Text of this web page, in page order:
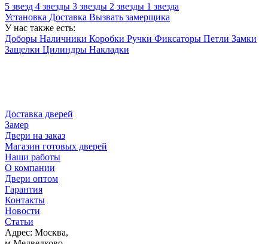
5 звезд 4 звезды 3 звезды 2 звезды 1 звезда
Установка Доставка Вызвать замерщика
У нас также есть:
Доборы Наличники Коробки Ручки Фиксаторы Петли Замки
Защелки Цилиндры Накладки
Доставка дверей
Замер
Двери на заказ
Магазин готовых дверей
Наши работы
О компании
Двери оптом
Гарантия
Контакты
Новости
Статьи
Адрес: Москва,